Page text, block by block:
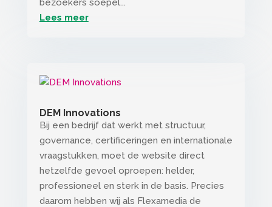
Lees meer
DEM Innovations
Bij een bedrijf dat werkt met structuur,
governance, certificeringen en internationale
vraagstukken, moet de website direct
hetzelfde gevoel oproepen: helder,
professioneel en sterk in de basis. Precies
daarom hebben wij als Flexamedia de